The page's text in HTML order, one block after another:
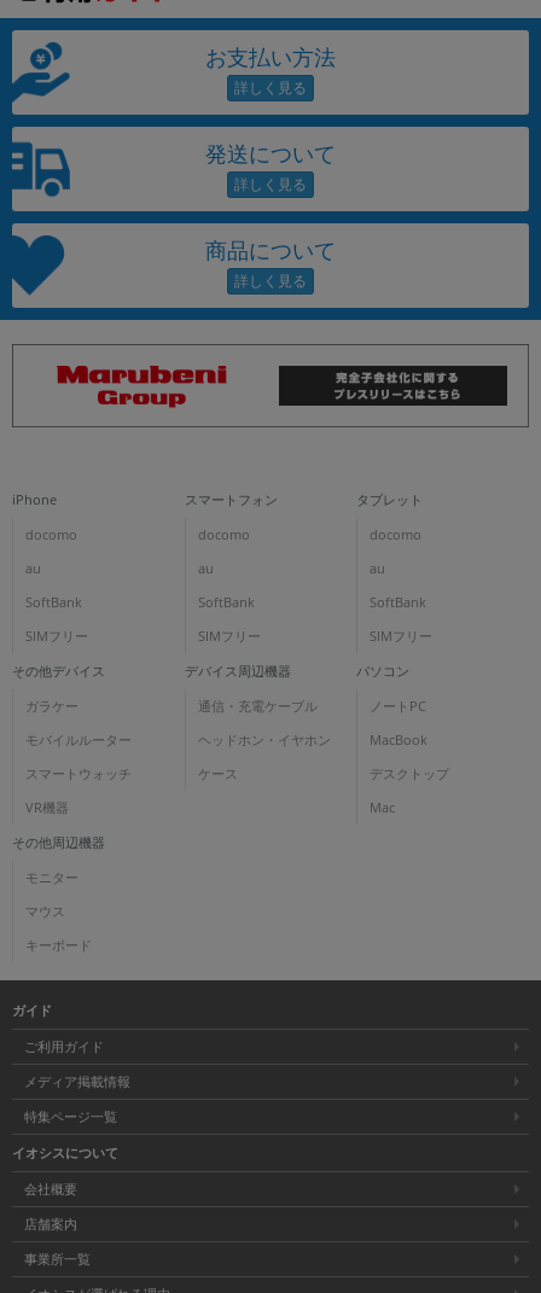
お支払い方法
発送について
商品について
iPhone
docomo
au
SoftBank
SIMフリー
スマートフォン
docomo
au
SoftBank
SIMフリー
タブレット
docomo
au
SoftBank
SIMフリー
その他デバイス
ガラケー
モバイルルーター
スマートウォッチ
VR機器
デバイス周辺機器
通信・充電ケーブル
ヘッドホン・イヤホン
ケース
パソコン
ノートPC
MacBook
デスクトップ
Mac
その他周辺機器
モニター
マウス
キーボード
ガイド
ご利用ガイド
メディア掲載情報
特集ページ一覧
イオシスについて
会社概要
店舗案内
事業所一覧